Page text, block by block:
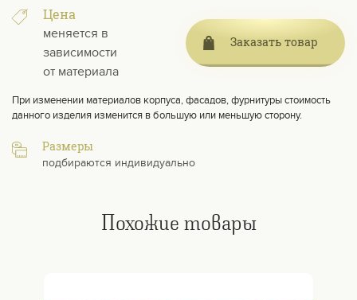
Цена
меняется в
зависимости
от материала
Заказать товар
При изменении материалов корпуса, фасадов, фурнитуры стоимость
данного изделия изменится в большую или меньшую сторону.
Размеры
подбираются индивидуально
Похожие товары